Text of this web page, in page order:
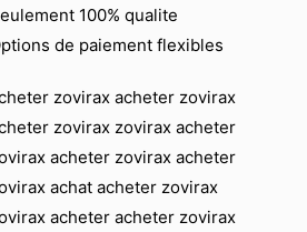
100% qualite
de paiement flexibles
zovirax acheter zovirax
zovirax zovirax acheter
acheter zovirax acheter
achat acheter zovirax
acheter acheter zovirax